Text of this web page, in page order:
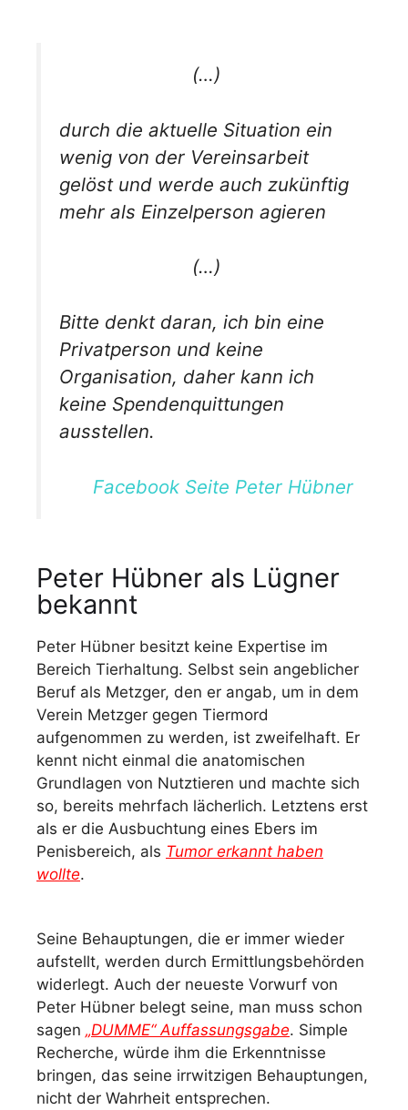
(…)
durch die aktuelle Situation ein
wenig von der Vereinsarbeit
gelöst und werde auch zukünftig
mehr als Einzelperson agieren
(…)
Bitte denkt daran, ich bin eine
Privatperson und keine
Organisation, daher kann ich
keine Spendenquittungen
ausstellen.
Facebook Seite Peter Hübner
Peter Hübner als Lügner
bekannt
Peter Hübner besitzt keine Expertise im
Bereich Tierhaltung. Selbst sein angeblicher
Beruf als Metzger, den er angab, um in dem
Verein Metzger gegen Tiermord
aufgenommen zu werden, ist zweifelhaft. Er
kennt nicht einmal die anatomischen
Grundlagen von Nutztieren und machte sich
so, bereits mehrfach lächerlich. Letztens erst
als er die Ausbuchtung eines Ebers im
Penisbereich, als Tumor erkannt haben
wollte.
Seine Behauptungen, die er immer wieder
aufstellt, werden durch Ermittlungsbehörden
widerlegt. Auch der neueste Vorwurf von
Peter Hübner belegt seine, man muss schon
sagen „DUMME“ Auffassungsgabe. Simple
Recherche, würde ihm die Erkenntnisse
bringen, das seine irrwitzigen Behauptungen,
nicht der Wahrheit entsprechen.